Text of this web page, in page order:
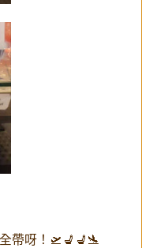
帶呀！🛫💺💺🛬